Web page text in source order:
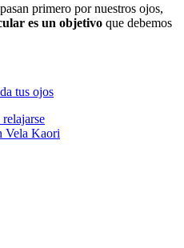
primero por nuestros ojos,
es un objetivo que debemos
tus ojos
Vela Kaori